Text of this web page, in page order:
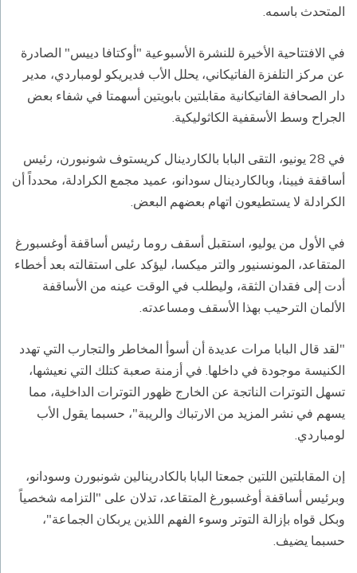
المتحدث باسمه.
في الافتتاحية الأخيرة للنشرة الأسبوعية "أوكتافا دييس" الصادرة
عن مركز التلفزة الفاتيكاني، يحلل الأب فديريكو لومباردي، مدير
دار الصحافة الفاتيكانية مقابلتين بابويتين أسهمتا في شفاء بعض
الجراح وسط الأسقفية الكاثوليكية.
في 28 يونيو، التقى البابا بالكاردينال كريستوف شونبورن، رئيس
أساقفة فيينا، وبالكاردينال سودانو، عميد مجمع الكرادلة، محدداً أن
الكرادلة لا يستطيعون اتهام بعضهم البعض.
في الأول من يوليو، استقبل أسقف روما رئيس أساقفة أوغسبورغ
المتقاعد، المونسنيور والتر ميكسا، ليؤكد على استقالته بعد أخطاء
أدت إلى فقدان الثقة، وليطلب في الوقت عينه من الأساقفة
الألمان الترحيب بهذا الأسقف ومساعدته.
"لقد قال البابا مرات عديدة أن أسوأ المخاطر والتجارب التي تهدد
الكنيسة موجودة في داخلها. في أزمنة صعبة كتلك التي نعيشها،
تسهل التوترات الناتجة عن الخارج ظهور التوترات الداخلية، مما
يسهم في نشر المزيد من الارتباك والريبة"، حسبما يقول الأب
لومباردي.
إن المقابلتين اللتين جمعتا البابا بالكادرينالين شونبورن وسودانو،
وبرئيس أساقفة أوغسبورغ المتقاعد، تدلان على "التزامه شخصياً
وبكل قواه بإزالة التوتر وسوء الفهم اللذين يربكان الجماعة"،
حسبما يضيف.